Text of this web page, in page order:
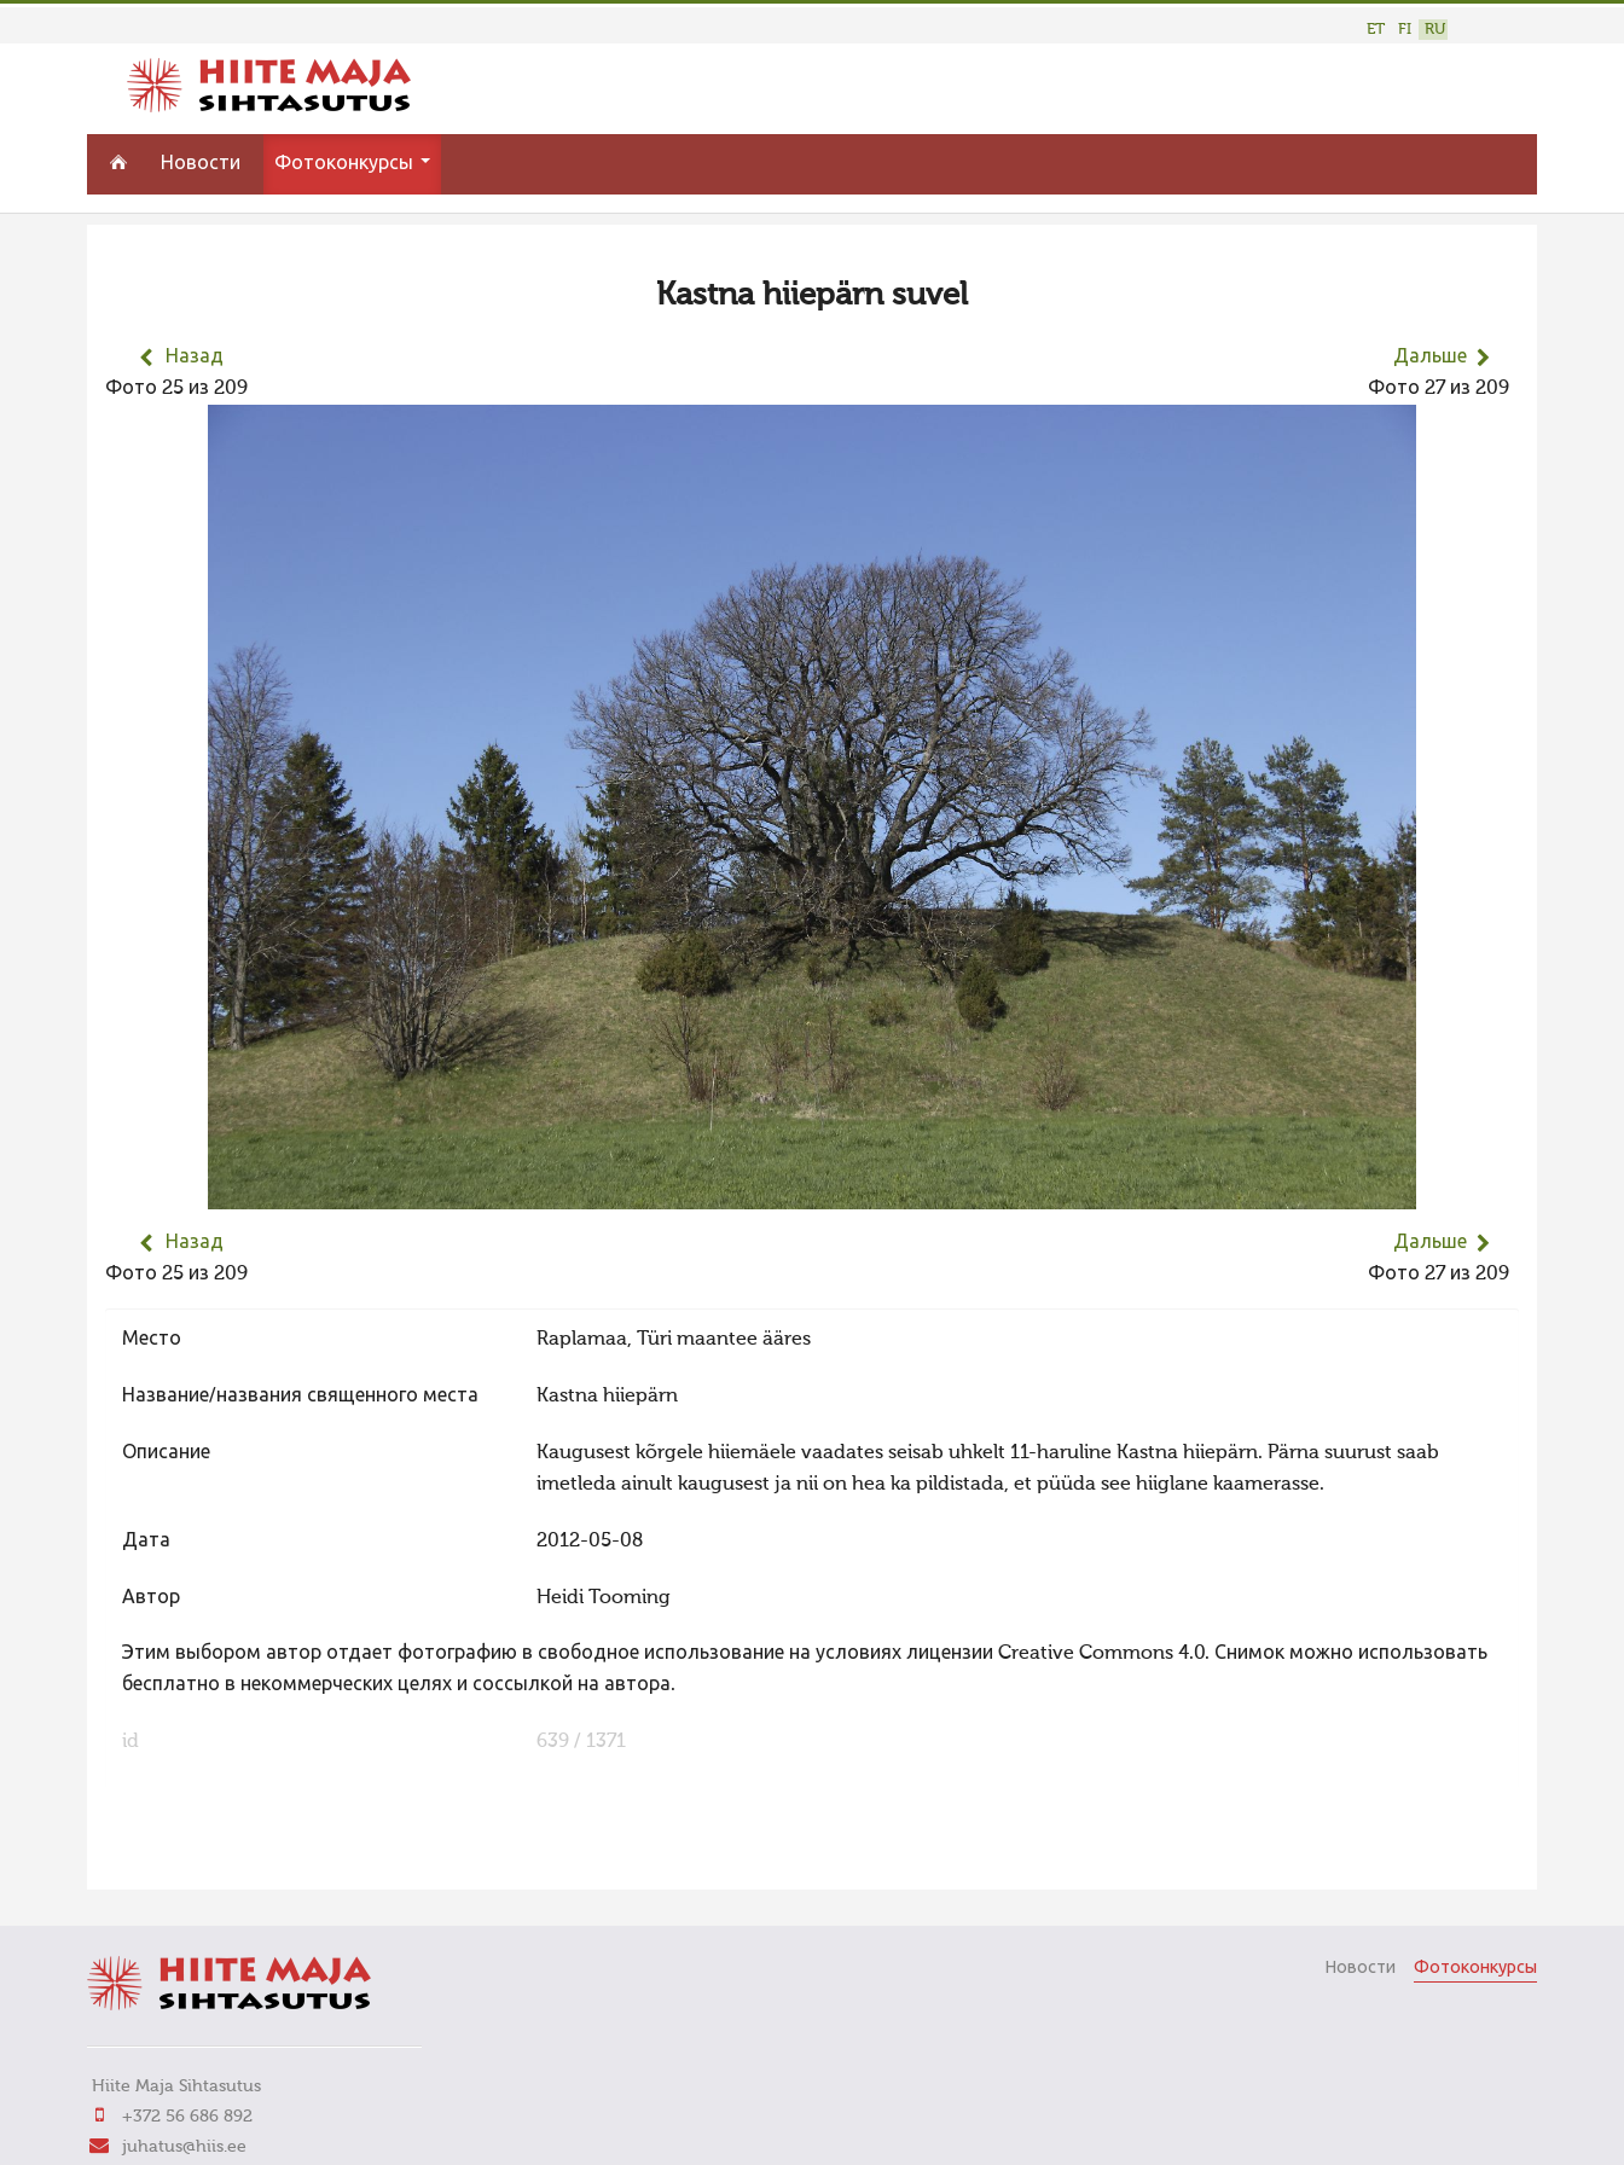
ET FI RU
Новости Фотоконкурсы
Kastna hiiepärn suvel
Назад
Фото 25 из 209
Дальше
Фото 27 из 209
Назад
Фото 25 из 209
Дальше
Фото 27 из 209
Место Raplamaa, Türi maantee ääres
Название/названия священного места Kastna hiiepärn
Описание
Kaugusest kõrgele hiiemäele vaadates seisab uhkelt 11-haruline Kastna hiiepärn. Pärna suurust saab
imetleda ainult kaugusest ja nii on hea ka pildistada, et püüda see hiiglane kaamerasse.
Дата 2012-05-08
Автор Heidi Tooming
Этим выбором автор отдает фотографию в свободное использование на условиях лицензии Creative Commons 4.0. Снимок можно использовать
бесплатно в некоммерческих целях и соссылкой на автора.
id 639 / 1371
Hiite Maja Sihtasutus
+372 56 686 892
juhatus@hiis.ee
Новости Фотоконкурсы